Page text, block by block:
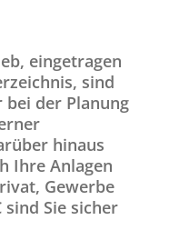
eingetragen
sind
der Planung
hinaus
Ihre Anlagen
Gewerbe
sind Sie sicher